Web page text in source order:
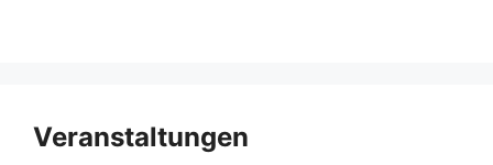
Veranstaltungen